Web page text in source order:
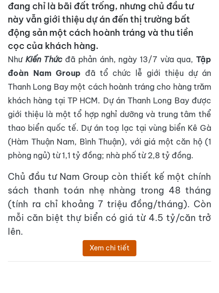
đang chỉ là bãi đất trống, nhưng chủ đầu tư
này vẫn giới thiệu dự án đến thị trường bất
động sản một cách hoành tráng và thu tiền
cọc của khách hàng.
Như Kiến Thứcđã phản ánh, ngày 13/7 vừa qua,Tập
đoàn Nam Group đã tổ chức lễ giới thiệu dự án
Thanh Long Bay một cách hoành tráng cho hàng trăm
khách hàng tại TP HCM. Dự án Thanh Long Bay được
giới thiệu là một tổ hợp nghỉ dưỡng và trung tâm thể
thao biển quốc tế. Dự án toạ lạc tại vùng biển Kê Gà
(Hàm Thuận Nam, Bình Thuận), với giá một căn hộ (1
phòng ngủ) từ 1,1 tỷ đồng; nhà phố từ 2,8 tỷ đồng.
Chủ đầu tư Nam Group còn thiết kế một chính
sách thanh toán nhẹ nhàng trong 48 tháng
(tính ra chỉ khoảng 7 triệu đồng/tháng). Còn
mỗi căn biệt thự biển có giá từ 4.5 tỷ/căn trở
lên.
Xem chi tiết